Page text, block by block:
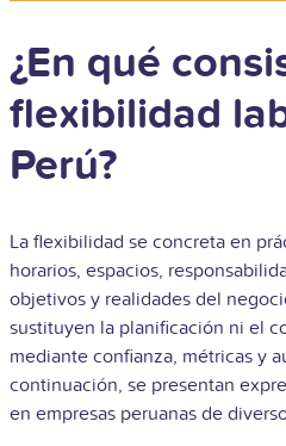
¿En qué
flexibilidad
Perú?
La flexibilidad se concreta en
horarios, espacios,
objetivos y realidades del
sustituyen la planificación ni el
mediante confianza, métricas y
continuación, se presentan
en empresas peruanas de